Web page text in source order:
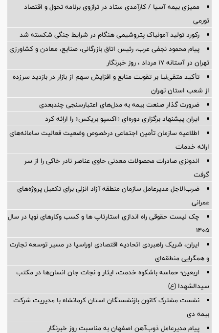
ممیزی بیمه آسیا / کارآمدی ستاد در ترازوی برنامه تحول و اقتصاد
تورمی
رکورد تولید آمونیاک پتروشیمی هنگام در شرایط جنگی شکسته شد
پیام محمود نجفی عرب، رئیس اتاق بازرگانی، صنایع، معادن و کشاورزی
تهران در آستانه 17 مرداد ، روز خبرنگار
تأکید متقی‌نیا بر تقویت منابع و افزایش سهم از بازار در بازدید سرزده
از شعب استان تهران
ضرورت گذار صنعت بیمه به مدل‌های اعتبارسنجی چندبعدی
ایران پیشنهاد برگزاری دوره‌ای «اکسپو بریکس» را ارائه کرد
اطلاعیه سازمان تأمین اجتماعی درخصوص وضعیت فعالیت سامانه‌های
ارائه خدمات
اندونزی صادرات محصولات معدنی حاوی عناصر نادر خاکی را از سر
گرفت
ضرب‌الاجل مدیرعامل سازمان منطقه آزاد انزلی برای تكمیل پروژه‌های
عمرانی
چک لیست حقوقی راه اندازی استارتاپ ها و کسب وکارهای نوپا در سال
۱۴۰۵
ایران، شریک راهبردی اتحادیه اقتصادی اوراسیا در مسیر توسعه تجارت
و همگرایی منطقه‌ای
اربعین؛ حماسه باشکوه خدمت، ایثار و نجات جان انسان‌ها در مکتب
سیدالشهدا (ع)
نشست مشترک کانون بازنشستگان استان کرمانشاه با مدیریت شرکت
بیمه دی
پیام مدیرعامل ذوب‌آهن اصفهان به مناسبت روز خبرنگار